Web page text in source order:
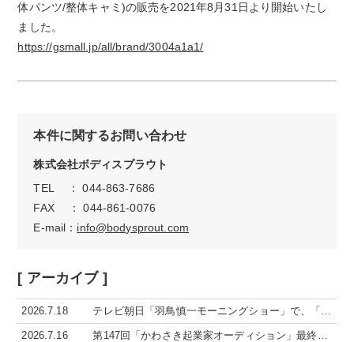
体パンツ/整体キャミ)の販売を2021年8月31日より開始いたし
ました。
https://gsmall.jp/all/brand/3004a1a1/
本件に関するお問い合わせ
株式会社ボディスプラウト
TEL ： 044-863-7686
FAX ： 044-861-0076
E-mail： info@bodysprout.com
[ アーカイブ ]
2026.7.18 テレビ朝日「羽鳥慎一モーニングショー」で、「…
2026.7.16 第147回「かわさき起業家オーディション」最終…